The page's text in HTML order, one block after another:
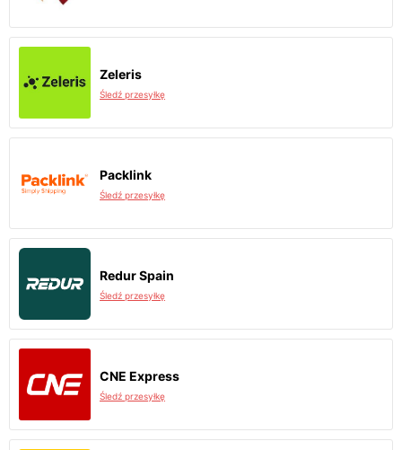
Zeleris
Śledź przesyłkę
Packlink
Śledź przesyłkę
Redur Spain
Śledź przesyłkę
CNE Express
Śledź przesyłkę